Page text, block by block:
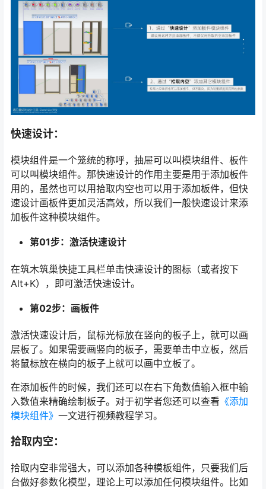
快速设计：
模块组件是一个笼统的称呼，抽屉可以叫模块组件、板件
可以叫模块组件。那快速设计的作用主要是用于添加板件
用的，虽然也可以用拾取内空也可以用于添加板件，但快
速设计画板件更加灵活高效，所以我们一般快速设计来添
加板件这种模块组件。
第01步：激活快速设计
在筑木筑巢快捷工具栏单击快速设计的图标（或者按下
Alt+K），即可激活快速设计。
第02步：画板件
激活快速设计后，鼠标光标放在竖向的板子上，就可以画
层板了。如果需要画竖向的板子，需要单击中立板，然后
将鼠标放在横向的板子上就可以画中立板了。
在添加板件的时候，我们还可以在右下角数值输入框中输
入数值来精确绘制板子。对于初学者您还可以查看 《添加
模块组件》 一文进行视频教程学习。
拾取内空：
拾取内空非常强大，可以添加各种模板组件，只要我们后
台做好参数化模型，理论上可以添加任何模块组件。比如